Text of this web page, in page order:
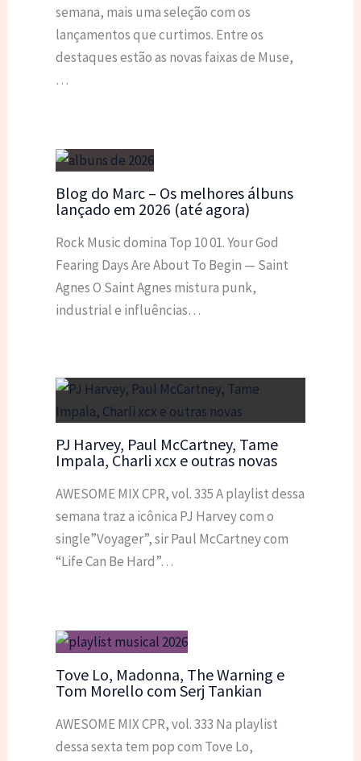
semana, mais uma seleção com os
lançamentos que curtimos. Entre os
destaques estão as novas faixas de Muse,
…
Blog do Marc – Os melhores álbuns
lançado em 2026 (até agora)
Rock Music domina Top 10 01. Your God
Fearing Days Are About To Begin — Saint
Agnes O Saint Agnes mistura punk,
industrial e influências…
PJ Harvey, Paul McCartney, Tame
Impala, Charli xcx e outras novas
AWESOME MIX CPR, vol. 335 A playlist dessa
semana traz a icônica PJ Harvey com o
single”Voyager”, sir Paul McCartney com
“Life Can Be Hard”…
Tove Lo, Madonna, The Warning e
Tom Morello com Serj Tankian
AWESOME MIX CPR, vol. 333 Na playlist
dessa sexta tem pop com Tove Lo,